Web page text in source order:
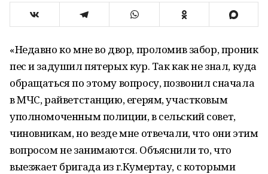
«Недавно ко мне во двор, проломив забор, проник
пес и задушил пятерых кур. Так как не знал, куда
обращаться по этому вопросу, позвонил сначала
в МЧС, райветстанцию, егерям, участковым
уполномоченным полиции, в сельский совет,
чиновникам, но везде мне отвечали, что они этим
вопросом не занимаются. Объяснили то, что
выезжает бригада из г.Кумертау, с которыми